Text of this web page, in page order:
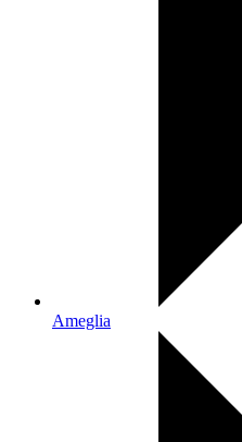
Ameglia